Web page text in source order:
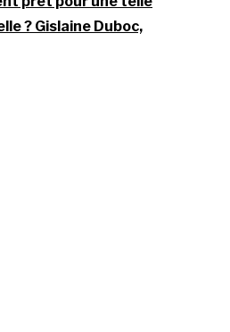
? Gislaine Duboc,